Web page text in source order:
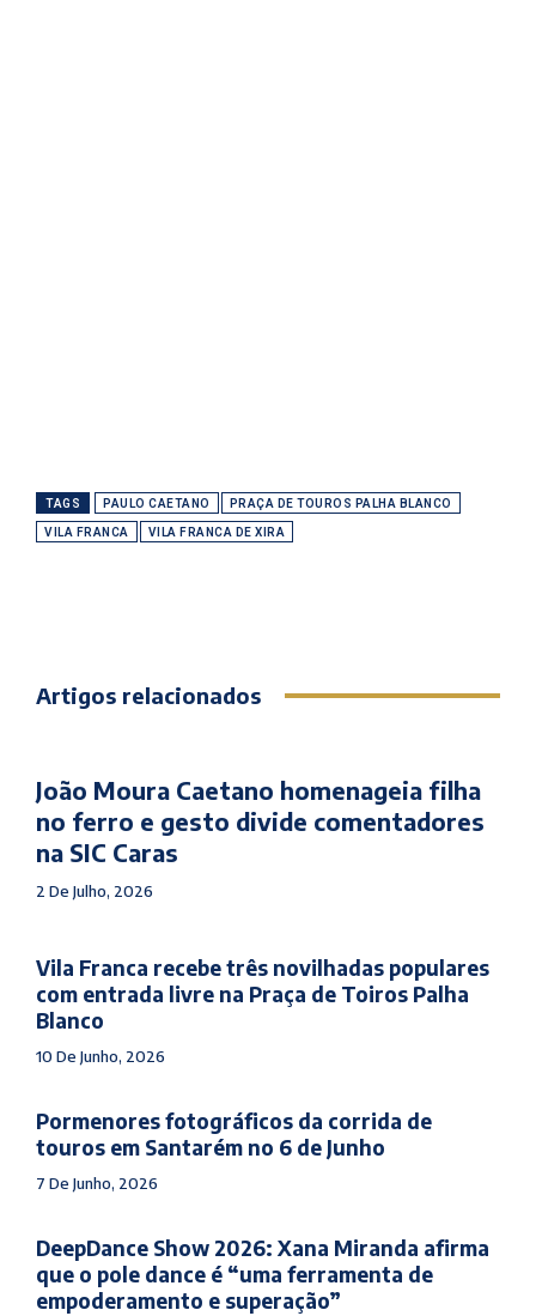
TAGS PAULO CAETANO PRAÇA DE TOUROS PALHA BLANCO
VILA FRANCA VILA FRANCA DE XIRA
Artigos relacionados
João Moura Caetano homenageia filha
no ferro e gesto divide comentadores
na SIC Caras
2 De Julho, 2026
Vila Franca recebe três novilhadas populares
com entrada livre na Praça de Toiros Palha
Blanco
10 De Junho, 2026
Pormenores fotográficos da corrida de
touros em Santarém no 6 de Junho
7 De Junho, 2026
DeepDance Show 2026: Xana Miranda afirma
que o pole dance é “uma ferramenta de
empoderamento e superação”